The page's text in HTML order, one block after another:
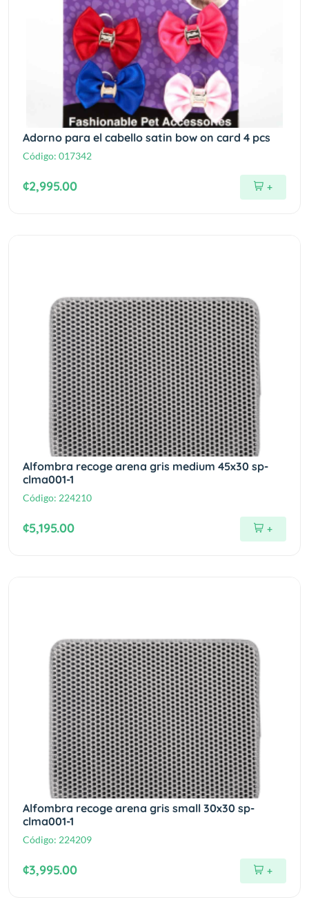
Adorno para el cabello satin bow on card 4 pcs
Código: 017342
¢2,995.00 +
Alfombra recoge arena gris medium 45x30 sp-
clma001-1
Código: 224210
¢5,195.00 +
Alfombra recoge arena gris small 30x30 sp-
clma001-1
Código: 224209
¢3,995.00 +